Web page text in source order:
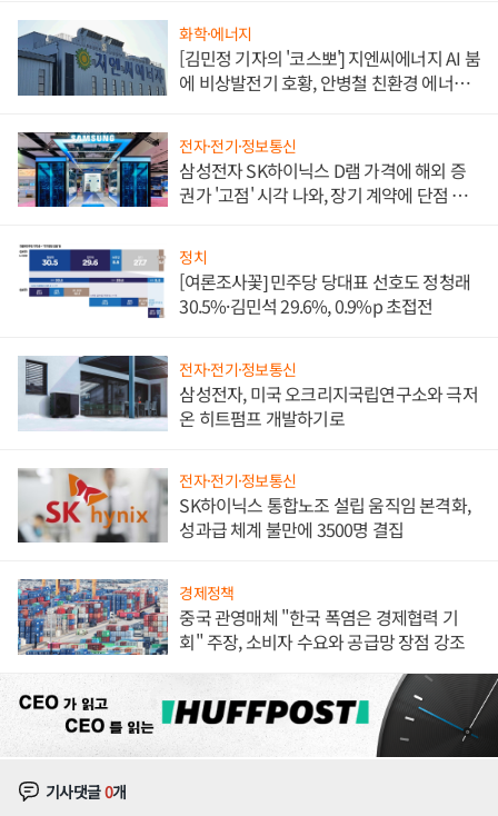
화학·에너지
[김민정 기자의 '코스뽀'] 지엔씨에너지 AI 붐
에 비상발전기 호황, 안병철 친환경 에너지
전자·전기·정보통신
삼성전자 SK하이닉스 D램 가격에 해외 증
권가 '고점' 시각 나와, 장기 계약에 단점 부
정치
[여론조사꽃] 민주당 당대표 선호도 정청래
30.5%·김민석 29.6%, 0.9%p 초접전
전자·전기·정보통신
삼성전자, 미국 오크리지국립연구소와 극저
온 히트펌프 개발하기로
전자·전기·정보통신
SK하이닉스 통합노조 설립 움직임 본격화,
성과급 체계 불만에 3500명 결집
경제정책
중국 관영매체 "한국 폭염은 경제협력 기
회" 주장, 소비자 수요와 공급망 장점 강조
기사댓글0개